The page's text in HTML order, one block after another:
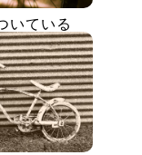
いている